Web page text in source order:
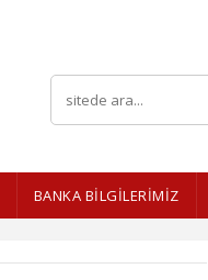
BANKA BİLGİLERİMİZ